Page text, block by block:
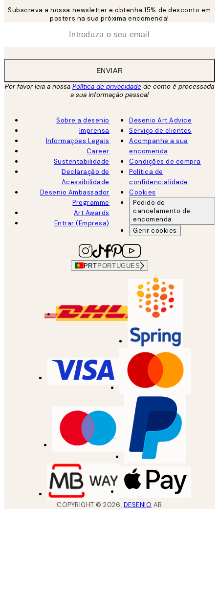
Subscreva a nossa newsletter e obtenha 15% de desconto em
posters na sua próxima encomenda!
ENVIAR
Por favor leia a nossa Política de privacidade de como é processada
a sua informação pessoal
Sobre a desenio
Imprensa
Informações Legais
Career
Sustentabilidade
Declaração de
Acessibilidade
Desenio Ambassador
Programme
Art Awards
Entrar (Empresa)
Desenio Art Advice
Serviço de clientes
Acompanhe a sua
encomenda
Condições de compra
Política de
confidencialidade
Cookies
Pedido de
cancelamento de
encomenda
Gerir cookies
PRT PORTUGUES
COPYRIGHT ©2026, DESENIO AB